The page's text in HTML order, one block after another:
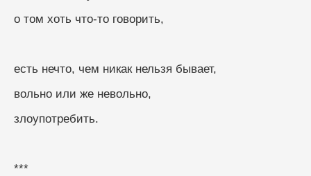
о том хоть что-то говорить,
есть нечто, чем никак нельзя бывает,
вольно или же невольно,
злоупотребить.
***